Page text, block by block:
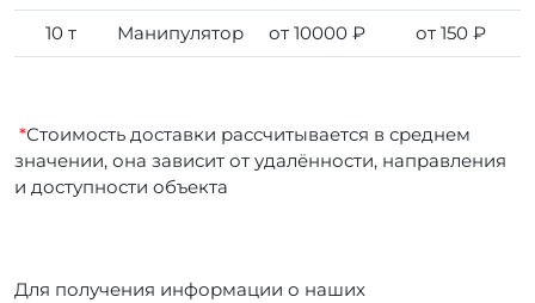
10 т Манипулятор от 10000 ₽ от 150 ₽
*Стоимость доставки рассчитывается в среднем
значении, она зависит от удалённости, направления
и доступности объекта
Для получения информации о наших